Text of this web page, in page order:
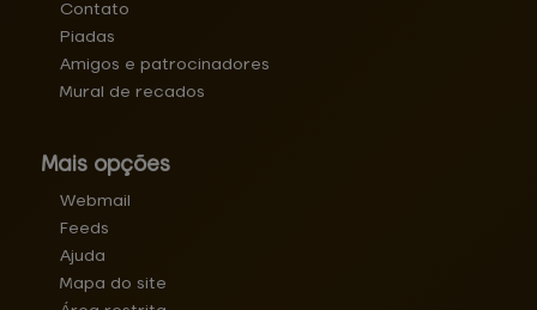
Contato
Piadas
Amigos e patrocinadores
Mural de recados
Mais opções
Webmail
Feeds
Ajuda
Mapa do site